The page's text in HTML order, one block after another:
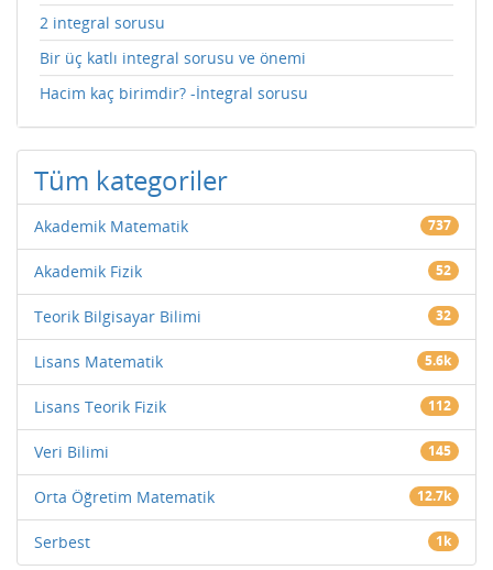
2 integral sorusu
Bir üç katlı integral sorusu ve önemi
Hacim kaç birimdir? -İntegral sorusu
Tüm kategoriler
Akademik Matematik 737
Akademik Fizik 52
Teorik Bilgisayar Bilimi 32
Lisans Matematik 5.6k
Lisans Teorik Fizik 112
Veri Bilimi 145
Orta Öğretim Matematik 12.7k
Serbest 1k